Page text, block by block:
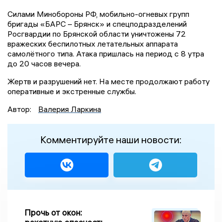
Силами Минобороны РФ, мобильно-огневых групп
бригады «БАРС – Брянск» и спецподразделений
Росгвардии по Брянской области уничтожены 72
вражеских беспилотных летательных аппарата
самолётного типа. Атака пришлась на период с 8 утра
до 20 часов вечера.
Жертв и разрушений нет. На месте продолжают работу
оперативные и экстренные службы.
Автор:
Валерия Ларкина
Комментируйте наши новости:
Прочь от окон: